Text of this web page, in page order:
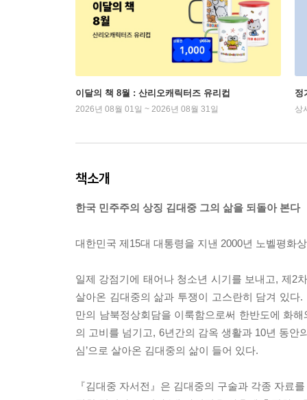
이달의 책 8월 : 산리오캐릭터즈 유리컵
2026년 08월 01일 ~ 2026년 08월 31일
정
상
책소개
한국 민주주의 상징 김대중 그의 삶을 되돌아 본다
대한민국 제15대 대통령을 지낸 2000년 노벨평화
일제 강점기에 태어나 청소년 시기를 보내고, 제2
살아온 김대중의 삶과 투쟁이 고스란히 담겨 있
만의 남북정상회담을 이룩함으로써 한반도에 화
의 고비를 넘기고, 6년간의 감옥 생활과 10년 동안
심’으로 살아온 김대중의 삶이 들어 있다.
『김대중 자서전』은 김대중의 구술과 각종 자료